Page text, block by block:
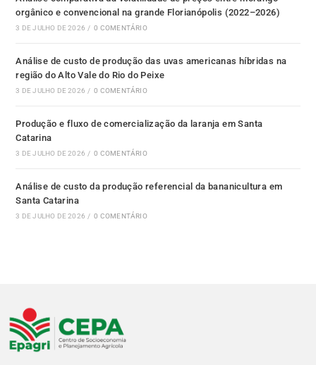
orgânico e convencional na grande Florianópolis (2022–2026)
3 DE JULHO DE 2026 / 0 COMENTÁRIO
Análise de custo de produção das uvas americanas híbridas na
região do Alto Vale do Rio do Peixe
3 DE JULHO DE 2026 / 0 COMENTÁRIO
Produção e fluxo de comercialização da laranja em Santa
Catarina
3 DE JULHO DE 2026 / 0 COMENTÁRIO
Análise de custo da produção referencial da bananicultura em
Santa Catarina
3 DE JULHO DE 2026 / 0 COMENTÁRIO